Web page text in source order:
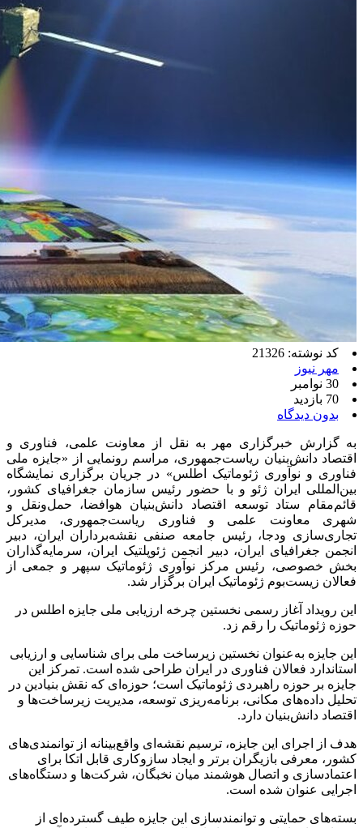
کد نوشته: 21326
مهر نیوز
30 نوامبر
70 بازدید
بدون دیدگاه
به گزارش خبرگزاری مهر به نقل از معاونت علمی، فناوری و
اقتصاد دانش‌بنیان ریاست‌جمهوری، مراسم رونمایی از «جایزه ملی
فناوری و نوآوری ژئوماتیک اطلس» در جریان برگزاری نمایشگاه
بین‌المللی ایران ژئو و با حضور رئیس سازمان جغرافیای کشور،
قائم‌مقام ستاد توسعه اقتصاد دانش‌بنیان هوافضا، حمل‌ونقل و
شهری معاونت علمی و فناوری ریاست‌جمهوری، مدیرکل
تجاری‌سازی ودجا، رئیس جامعه صنفی نقشه‌برداران ایران، دبیر
انجمن جغرافیای ایران، دبیر انجمن ژئوپلتیک ایران، سرمایه‌گذاران
بخش خصوصی، رئیس مرکز نوآوری ژئوماتیک سپهر و جمعی از
فعالان زیست‌بوم ژئوماتیک ایران برگزار شد.
این رویداد آغاز رسمی نخستین چرخه ارزیابی ملی جایزه اطلس در
حوزه ژئوماتیک را رقم زد.
این جایزه به‌عنوان نخستین زیرساخت ملی برای شناسایی و ارزیابی
استاندارد فعالان فناوری در ایران طراحی شده است. تمرکز این
جایزه بر حوزه راهبردی ژئوماتیک است؛ حوزه‌ای که نقش بنیادین در
تحلیل داده‌های مکانی، برنامه‌ریزی توسعه، مدیریت زیرساخت‌ها و
اقتصاد دانش‌بنیان دارد.
هدف از اجرای این جایزه، ترسیم نقشه‌ای واقع‌بینانه از توانمندی‌های
کشور، معرفی بازیگران برتر و ایجاد سازوکاری قابل اتکا برای
اعتمادسازی و اتصال هوشمند میان نخبگان، شرکت‌ها و دستگاه‌های
اجرایی عنوان شده است.
بسته‌های حمایتی و توانمندسازی این جایزه طیف گسترده‌ای از